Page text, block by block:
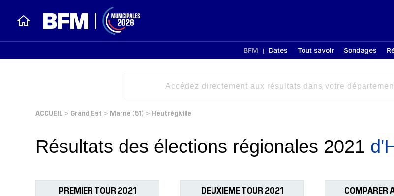
BFM Dates Tout savoir Sondages
ACCUEIL > Grand Est > Marne (51) > Heutrégiville
Résultats des élections régionales 2021
PREMIER TOUR 2021 DEUXIEME TOUR 2021 COMPARER